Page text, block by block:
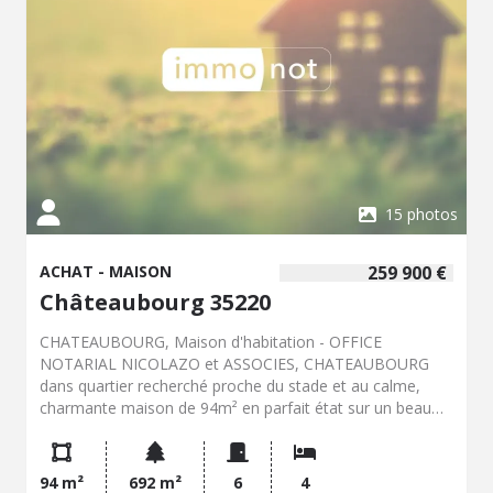
autoconsommation. Terrain clos avec jardin d'agrément
et abri en plaques ciment. Grand jardin clos de 1000m²
avec abri jardin. - Classe énergie : C - Classe climat : B -
Montant estimé des dépenses annuelles d'énergie pour
un usage standard : 1500 à 2090 € (base 2021) - Prix Hon.
Négo Inclus : 234 150 € dont 4,07% Hon. Négo TTC
charge acq. Prix Hors Hon. Négo :225 000 € - Réf :
019/5618 JLL
15 photos
259 900 €
ACHAT - MAISON
Châteaubourg 35220
CHATEAUBOURG, Maison d'habitation - OFFICE
NOTARIAL NICOLAZO et ASSOCIES, CHATEAUBOURG
dans quartier recherché proche du stade et au calme,
charmante maison de 94m² en parfait état sur un beau
spacieuse pièce de vie de 34m² exposé plein Sud avec
cheminée ouvrant sur jardin et terrasse avec store, une
94 m² 692 m² 6 4